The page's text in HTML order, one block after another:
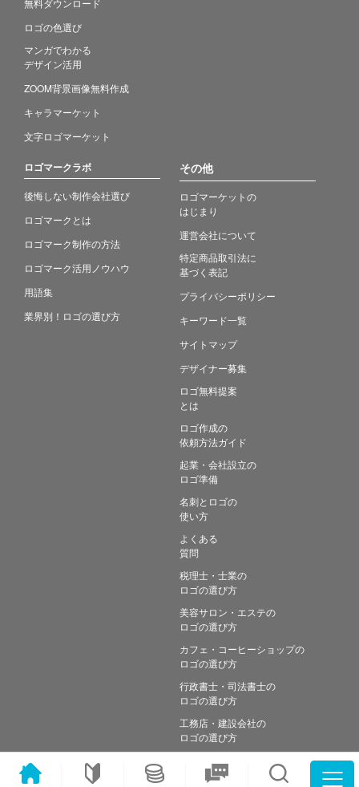
無料ダウンロード
ロゴの色選び
マンガでわかる
デザイン活用
ZOOM背景画像無料作成
キャラマーケット
文字ロゴマーケット
ロゴマークラボ
後悔しない制作会社選び
ロゴマークとは
ロゴマーク制作の方法
ロゴマーク活用ノウハウ
用語集
業界別！ロゴの選び方
その他
ロゴマーケットの
はじまり
運営会社について
特定商品取引法に
基づく表記
プライバシーポリシー
キーワード一覧
サイトマップ
デザイナー募集
ロゴ無料提案
とは
ロゴ作成の
依頼方法ガイド
起業・会社設立の
ロゴ準備
名刺とロゴの
使い方
よくある
質問
税理士・士業の
ロゴの選び方
美容サロン・エステの
ロゴの選び方
カフェ・コーヒーショップの
ロゴの選び方
行政書士・司法書士の
ロゴの選び方
工務店・建設会社の
ロゴの選び方